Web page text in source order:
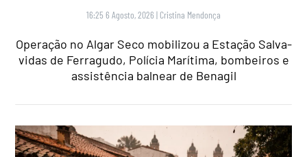
16:25 6 Agosto, 2026 | Cristina Mendonça
Operação no Algar Seco mobilizou a Estação Salva-
vidas de Ferragudo, Polícia Marítima, bombeiros e
assistência balnear de Benagil